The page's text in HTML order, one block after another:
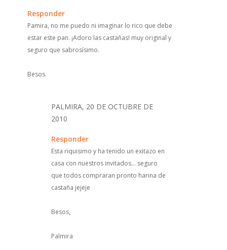
Responder
Pamira, no me puedo ni imaginar lo rico que debe
estar este pan. ¡Adoro las castañas! muy original y
seguro que sabrosísimo.
Besos.
PALMIRA, 20 DE OCTUBRE DE
2010
Responder
Esta riquisimo y ha tenido un exitazo en
casa con nuestros invitados... seguro
que todos compraran pronto harina de
castaña jejeje
Besos,
Palmira